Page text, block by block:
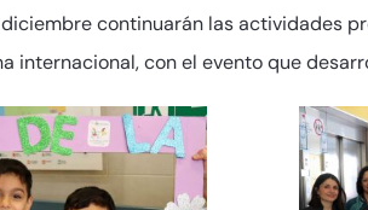
diciembre continuarán las actividades
internacional, con el evento que